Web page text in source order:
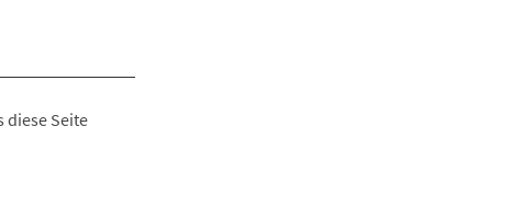
diese Seite